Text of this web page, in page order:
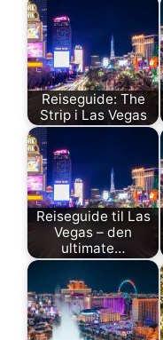
Reiseguide: The
Strip i Las Vegas
Reiseguide til Las
Vegas – den
ultimate…